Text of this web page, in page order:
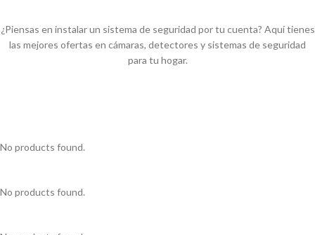
¿Piensas en instalar un sistema de seguridad por tu cuenta? Aquí tienes
las mejores ofertas en cámaras, detectores y sistemas de seguridad
para tu hogar.
No products found.
No products found.